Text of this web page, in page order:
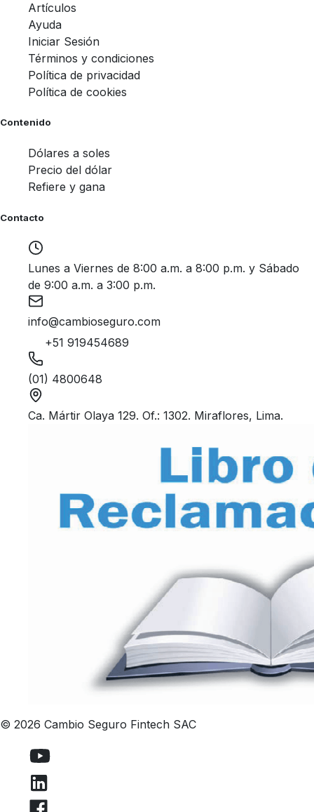
Artículos
Ayuda
Iniciar Sesión
Términos y condiciones
Política de privacidad
Política de cookies
Contenido
Dólares a soles
Precio del dólar
Refiere y gana
Contacto
Lunes a Viernes de 8:00 a.m. a 8:00 p.m. y Sábado
de 9:00 a.m. a 3:00 p.m.
info@cambioseguro.com
+51 919454689
(01) 4800648
Ca. Mártir Olaya 129. Of.: 1302. Miraflores, Lima.
© 2026 Cambio Seguro Fintech SAC